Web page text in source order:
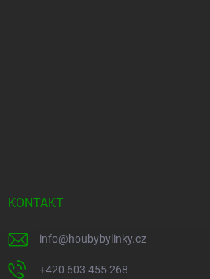
KONTAKT
info@houbybylinky.cz
+420 603 455 268